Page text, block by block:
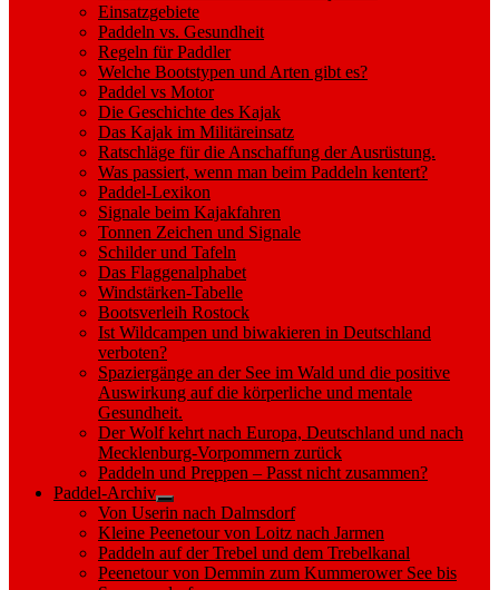
Einsatzgebiete
Paddeln vs. Gesundheit
Regeln für Paddler
Welche Bootstypen und Arten gibt es?
Paddel vs Motor
Die Geschichte des Kajak
Das Kajak im Militäreinsatz
Ratschläge für die Anschaffung der Ausrüstung.
Was passiert, wenn man beim Paddeln kentert?
Paddel-Lexikon
Signale beim Kajakfahren
Tonnen Zeichen und Signale
Schilder und Tafeln
Das Flaggenalphabet
Windstärken-Tabelle
Bootsverleih Rostock
Ist Wildcampen und biwakieren in Deutschland
verboten?
Spaziergänge an der See im Wald und die positive
Auswirkung auf die körperliche und mentale
Gesundheit.
Der Wolf kehrt nach Europa, Deutschland und nach
Mecklenburg-Vorpommern zurück
Paddeln und Preppen – Passt nicht zusammen?
Paddel-Archiv
Show
sub
menu
Von Userin nach Dalmsdorf
Kleine Peenetour von Loitz nach Jarmen
Paddeln auf der Trebel und dem Trebelkanal
Peenetour von Demmin zum Kummerower See bis